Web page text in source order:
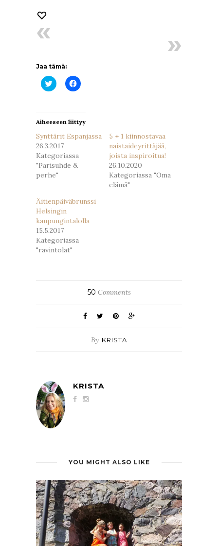
Jaa tämä:
Jaa
Twitterissä(Avautuu
Jaa
Facebookissa(Avautuu
Aiheeseen liittyy
Synttärit Espanjassa
26.3.2017
Kategoriassa
"Parisuhde &
perhe"
5 + 1 kiinnostavaa
naistaideyrittäjää,
joista inspiroitua!
26.10.2020
Kategoriassa "Oma
elämä"
Äitienpäiväbrunssi
Helsingin
kaupungintalolla
15.5.2017
Kategoriassa
"ravintolat"
50 Comments
By KRISTA
KRISTA
YOU MIGHT ALSO LIKE